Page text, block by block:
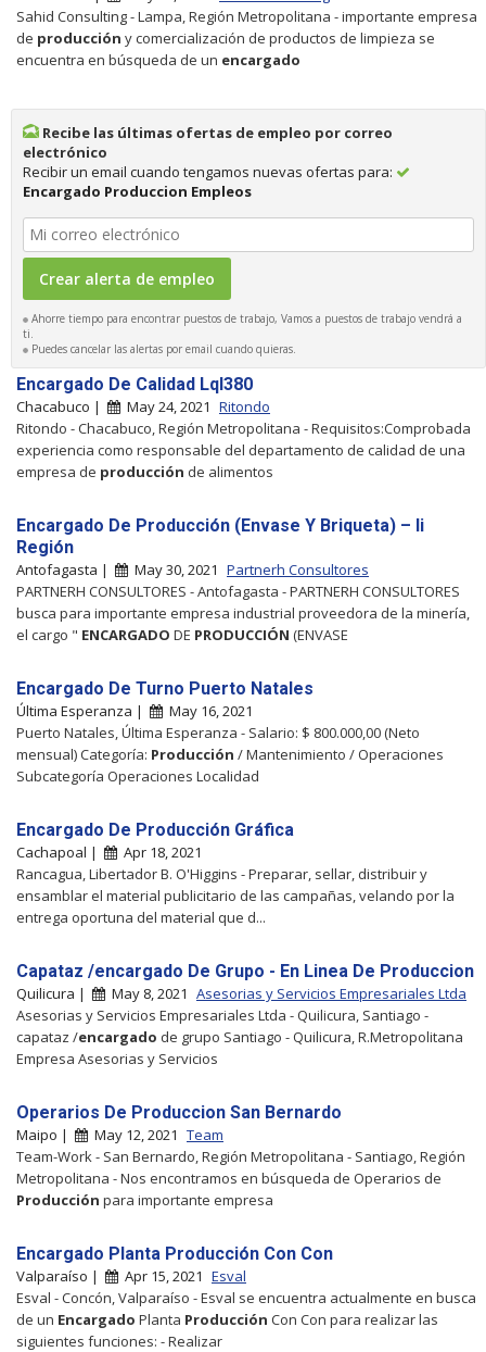
Sahid Consulting - Lampa, Región Metropolitana - importante empresa
de producción y comercialización de productos de limpieza se
encuentra en búsqueda de un encargado
Recibe las últimas ofertas de empleo por correo
electrónico
Recibir un email cuando tengamos nuevas ofertas para:
Encargado Produccion Empleos
Ahorre tiempo para encontrar puestos de trabajo, Vamos a puestos de trabajo vendrá a
ti.
Puedes cancelar las alertas por email cuando quieras.
Encargado De Calidad Lql380
Chacabuco | May 24, 2021 Ritondo
Ritondo - Chacabuco, Región Metropolitana - Requisitos:Comprobada
experiencia como responsable del departamento de calidad de una
empresa de producción de alimentos
Encargado De Producción (Envase Y Briqueta) – Ii
Región
Antofagasta | May 30, 2021 Partnerh Consultores
PARTNERH CONSULTORES - Antofagasta - PARTNERH CONSULTORES
busca para importante empresa industrial proveedora de la minería,
el cargo " ENCARGADO DE PRODUCCIÓN (ENVASE
Encargado De Turno Puerto Natales
Última Esperanza |
May 16, 2021
Puerto Natales, Última Esperanza - Salario: $ 800.000,00 (Neto
mensual) Categoría: Producción / Mantenimiento / Operaciones
Subcategoría Operaciones Localidad
Encargado De Producción Gráfica
Cachapoal |
Apr 18, 2021
Rancagua, Libertador B. O'Higgins - Preparar, sellar, distribuir y
ensamblar el material publicitario de las campañas, velando por la
entrega oportuna del material que d...
Capataz /encargado De Grupo - En Linea De Produccion
Quilicura | May 8, 2021 Asesorias y Servicios Empresariales Ltda
Asesorias y Servicios Empresariales Ltda - Quilicura, Santiago -
capataz /encargado de grupo Santiago - Quilicura, R.Metropolitana
Empresa Asesorias y Servicios
Operarios De Produccion San Bernardo
Maipo | May 12, 2021 Team
Team-Work - San Bernardo, Región Metropolitana - Santiago, Región
Metropolitana - Nos encontramos en búsqueda de Operarios de
Producción para importante empresa
Encargado Planta Producción Con Con
Valparaíso | Apr 15, 2021 Esval
Esval - Concón, Valparaíso - Esval se encuentra actualmente en busca
de un Encargado Planta Producción Con Con para realizar las
siguientes funciones: - Realizar